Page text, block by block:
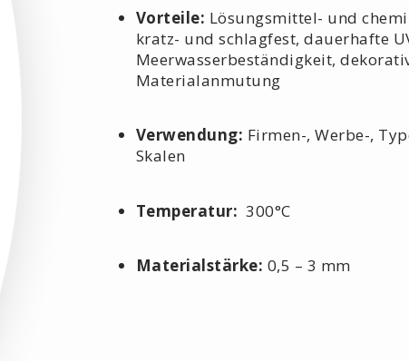
Vorteile: Lösungsmittel- und
kratz- und schlagfest, dauerhafte
Meerwasserbeständigkeit,
Materialanmutung
Verwendung: Firmen-, Werbe-,
Skalen
Temperatur: 300°C
Materialstärke: 0,5 – 3 mm